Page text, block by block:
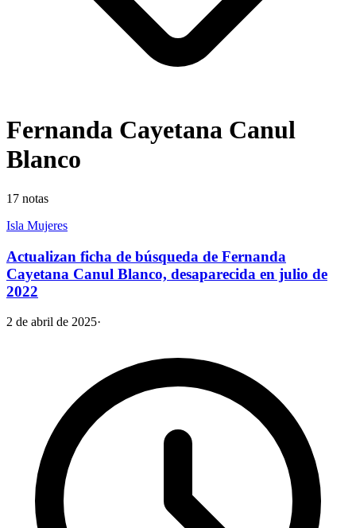
Fernanda Cayetana Canul
Blanco
17 notas
Isla Mujeres
Actualizan ficha de búsqueda de Fernanda
Cayetana Canul Blanco, desaparecida en julio de
2022
2 de abril de 2025·